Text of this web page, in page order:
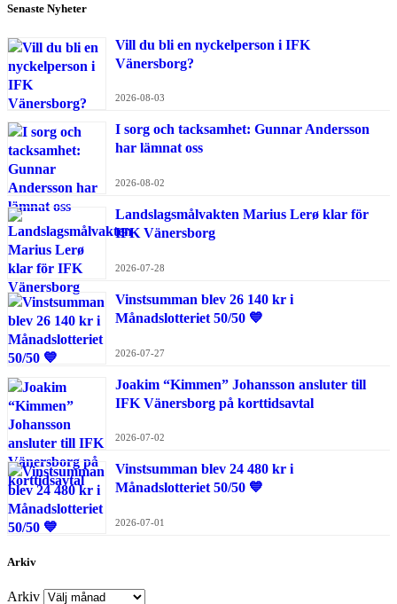
Senaste Nyheter
Vill du bli en nyckelperson i IFK
Vänersborg?
2026-08-03
I sorg och tacksamhet: Gunnar Andersson
har lämnat oss
2026-08-02
Landslagsmålvakten Marius Lerø klar för
IFK Vänersborg
2026-07-28
Vinstsumman blev 26 140 kr i
Månadslotteriet 50/50 💙
2026-07-27
Joakim “Kimmen” Johansson ansluter till
IFK Vänersborg på korttidsavtal
2026-07-02
Vinstsumman blev 24 480 kr i
Månadslotteriet 50/50 💙
2026-07-01
Arkiv
Arkiv